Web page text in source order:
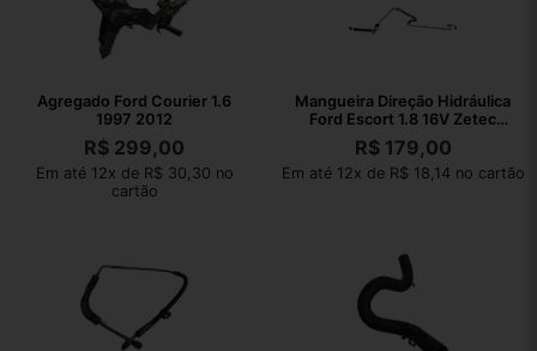
Agregado Ford Courier 1.6
1997 2012
R$ 299,00
Em até 12x de R$ 30,30 no
cartão
Mangueira Direção Hidráulica
Ford Escort 1.8 16V Zetec
1998
R$179,00
Em até 12x de R$ 18,14 no cartão